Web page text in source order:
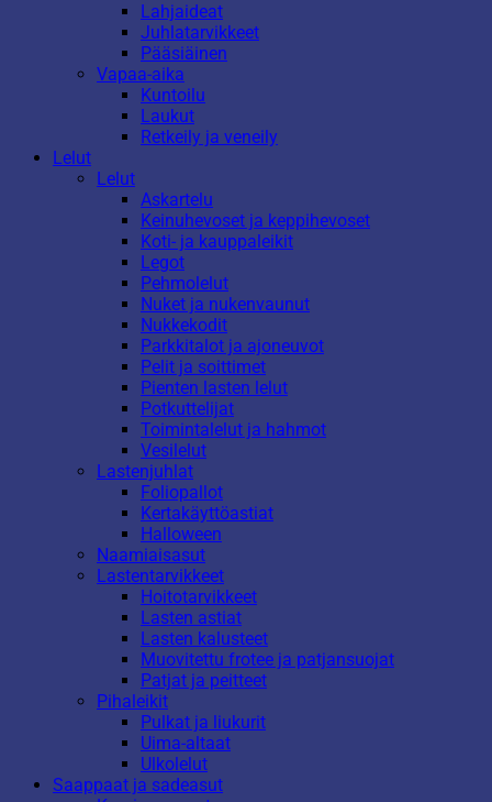
Lahjaideat
Juhlatarvikkeet
Pääsiäinen
Vapaa-aika
Kuntoilu
Laukut
Retkeily ja veneily
Lelut
Lelut
Askartelu
Keinuhevoset ja keppihevoset
Koti- ja kauppaleikit
Legot
Pehmolelut
Nuket ja nukenvaunut
Nukkekodit
Parkkitalot ja ajoneuvot
Pelit ja soittimet
Pienten lasten lelut
Potkuttelijat
Toimintalelut ja hahmot
Vesilelut
Lastenjuhlat
Foliopallot
Kertakäyttöastiat
Halloween
Naamiaisasut
Lastentarvikkeet
Hoitotarvikkeet
Lasten astiat
Lasten kalusteet
Muovitettu frotee ja patjansuojat
Patjat ja peitteet
Pihaleikit
Pulkat ja liukurit
Uima-altaat
Ulkolelut
Saappaat ja sadeasut